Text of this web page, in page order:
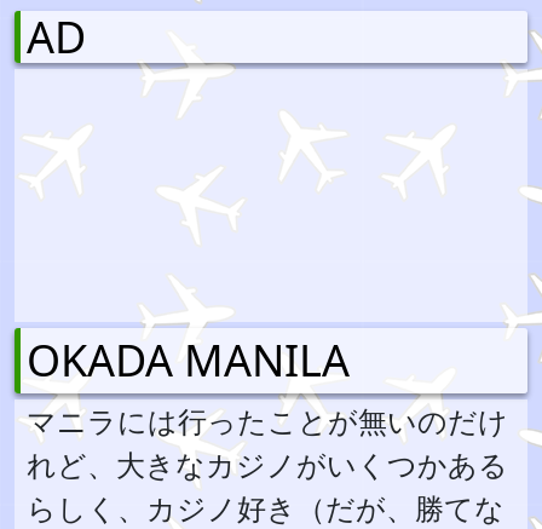
AD
OKADA MANILA
マニラには行ったことが無いのだけ
れど、大きなカジノがいくつかある
らしく、カジノ好き（だが、勝てな